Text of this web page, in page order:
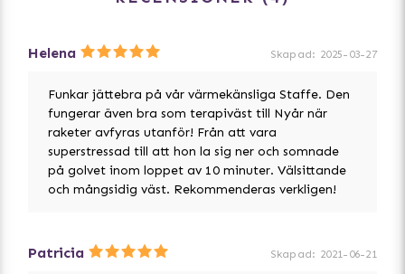
Helena Skapad: 2025-03-27
Funkar jättebra på vår värmekänsliga Staffe. Den
fungerar även bra som terapiväst till Nyår när
raketer avfyras utanför! Från att vara
superstressad till att hon la sig ner och somnade
på golvet inom loppet av 10 minuter. Välsittande
och mångsidig väst. Rekommenderas verkligen!
Patricia Skapad: 2021-06-21